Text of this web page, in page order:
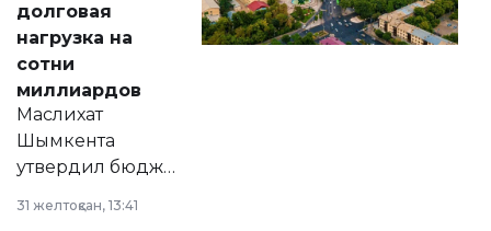
долговая
нагрузка на
сотни
миллиардов
Маслихат
Шымкента
утвердил бюджет
2028 годы.
31 желтоқсан, 13:41